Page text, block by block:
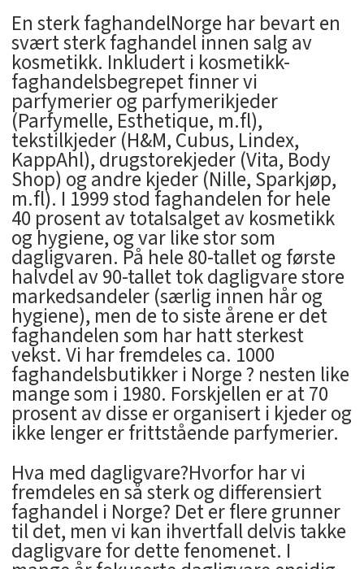
En sterk faghandelNorge har bevart en
svært sterk faghandel innen salg av
kosmetikk. Inkludert i kosmetikk-
faghandelsbegrepet finner vi
parfymerier og parfymerikjeder
(Parfymelle, Esthetique, m.fl),
tekstilkjeder (H&M, Cubus, Lindex,
KappAhl), drugstorekjeder (Vita, Body
Shop) og andre kjeder (Nille, Sparkjøp,
m.fl). I 1999 stod faghandelen for hele
40 prosent av totalsalget av kosmetikk
og hygiene, og var like stor som
dagligvaren. På hele 80-tallet og første
halvdel av 90-tallet tok dagligvare store
markedsandeler (særlig innen hår og
hygiene), men de to siste årene er det
faghandelen som har hatt sterkest
vekst. Vi har fremdeles ca. 1000
faghandelsbutikker i Norge ? nesten like
mange som i 1980. Forskjellen er at 70
prosent av disse er organisert i kjeder og
ikke lenger er frittstående parfymerier.
Hva med dagligvare?Hvorfor har vi
fremdeles en så sterk og differensiert
faghandel i Norge? Det er flere grunner
til det, men vi kan ihvertfall delvis takke
dagligvare for dette fenomenet. I